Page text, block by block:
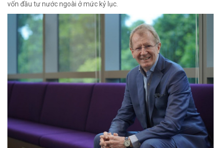
vốn đầu tư nước ngoài ở mức kỷ lục.